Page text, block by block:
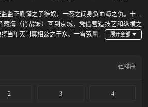
正蒯铎之子稚奴，一夜之间身负血海之仇。十年
藏海（肖战饰）回到京城，凭借营造技艺和纵横之
当年灭门真相公之于众、一雪冤屈，
排序
2 3 4